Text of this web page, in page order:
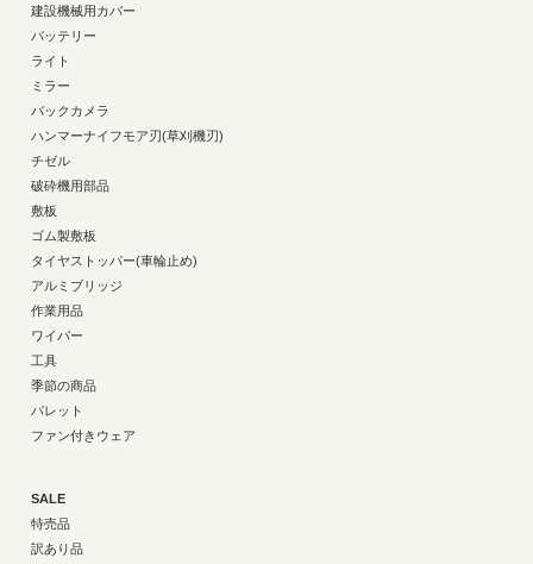
建設機械用カバー
バッテリー
ライト
ミラー
バックカメラ
ハンマーナイフモア刃(草刈機刃)
チゼル
破砕機用部品
敷板
ゴム製敷板
タイヤストッパー(車輪止め)
アルミブリッジ
作業用品
ワイパー
工具
季節の商品
パレット
ファン付きウェア
SALE
特売品
訳あり品